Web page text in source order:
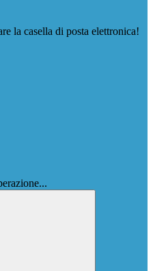
la casella di posta elettronica!